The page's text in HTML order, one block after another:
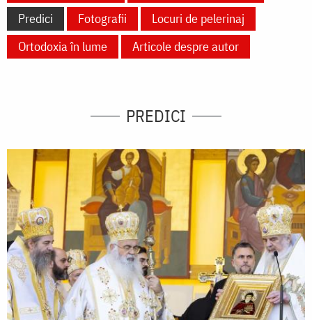
Predici
Fotografii
Locuri de pelerinaj
Ortodoxia în lume
Articole despre autor
PREDICI